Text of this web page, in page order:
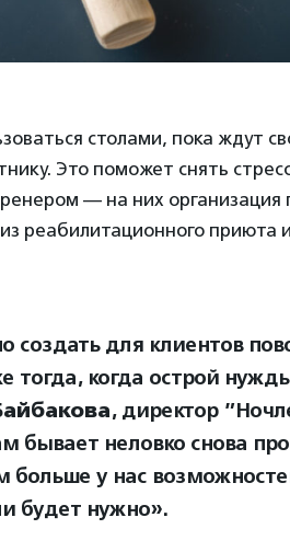
столами, пока ждут
Это поможет снять
— на них организация
реабилитационного приюта
для клиентов
тогда, когда острой
, директор
бывает неловко снова
у нас
будет нужно».